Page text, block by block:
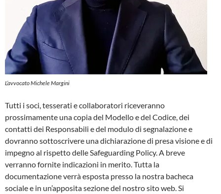
L’avvocato Michele Margini
Tutti i soci, tesserati e collaboratori riceveranno
prossimamente una copia del Modello e del Codice, dei
contatti dei Responsabili e del modulo di segnalazione e
dovranno sottoscrivere una dichiarazione di presa visione e di
impegno al rispetto delle Safeguarding Policy. A breve
verranno fornite indicazioni in merito. Tutta la
documentazione verrà esposta presso la nostra bacheca
sociale e in un’apposita sezione del nostro sito web. Si